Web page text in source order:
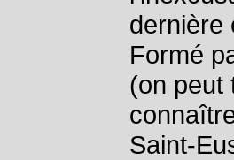
dernière
Formé
(on peut
Saint-